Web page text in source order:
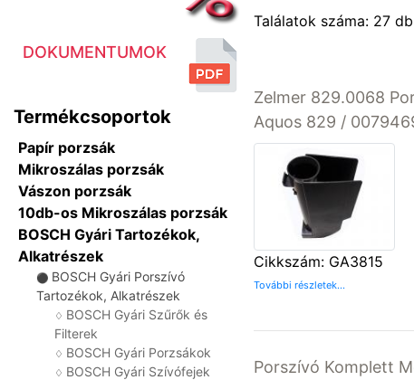
DOKUMENTUMOK
Termékcsoportok
Papír porzsák
Mikroszálas porzsák
Vászon porzsák
10db-os Mikroszálas porzsák
BOSCH Gyári Tartozékok,
Alkatrészek
⚫ BOSCH Gyári Porszívó
Tartozékok, Alkatrészek
♢ BOSCH Gyári Szűrők és
Filterek
♢ BOSCH Gyári Porzsákok
♢ BOSCH Gyári Szívófejek
Találatok száma: 27 db
Zelmer 829.0068
Aquos 829 /
Cikkszám: GA3815
További részletek...
Porszívó Komplett